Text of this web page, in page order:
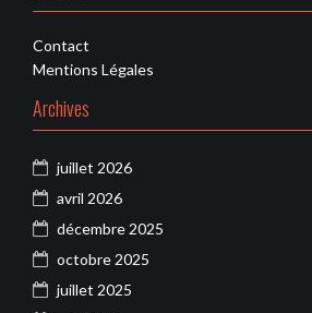
Contact
Mentions Légales
Archives
juillet 2026
avril 2026
décembre 2025
octobre 2025
juillet 2025